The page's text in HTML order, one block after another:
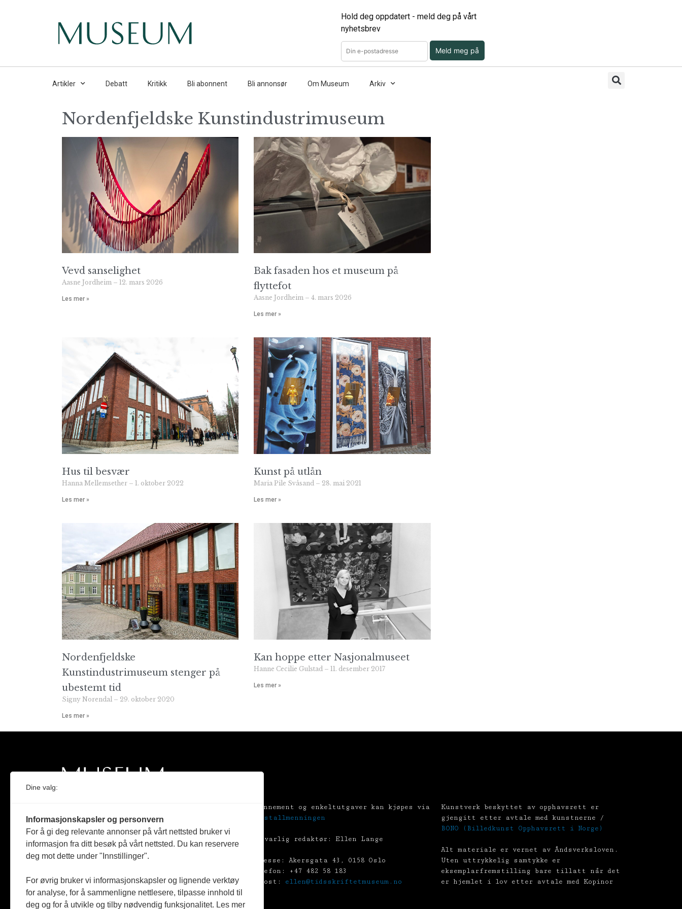
Hold deg oppdatert - meld deg på vårt
nyhetsbrev
Meld meg på
Artikler Debatt Kritikk Bli abonnent Bli annonsør Om Museum Arkiv
Nordenfjeldske Kunstindustrimuseum
Vevd sanselighet
Aasne Jordheim 12. mars 2026
Les mer »
Bak fasaden hos et museum på
flyttefot
Aasne Jordheim 4. mars 2026
Les mer »
Hus til besvær
Hanna Mellemsether 1. oktober 2022
Les mer »
Kunst på utlån
Maria Pile Svåsand 28. mai 2021
Les mer »
Nordenfjeldske
Kunstindustrimuseum stenger på
ubestemt tid
Signy Norendal 29. oktober 2020
Les mer »
Kan hoppe etter Nasjonalmuseet
Hanne Cecilie Gulstad 11. desember 2017
Les mer »
Medlem i Norsk tidsskriftforening og
Fagpressen
Støttet av Kulturrådet og Norges
Følger Redaktørplakaten og Vær Varsom-
plakaten
Abonnement og enkeltutgaver kan kjøpes via
Tekstallmenningen
Ansvarlig redaktør: Ellen Lange
Adresse: Akersgata 43, 0158 Oslo
Telefon: +47 482 58 183
E-post: ellen@tidsskriftetmuseum.no
Kunstverk beskyttet av opphavsrett er
gjengitt etter avtale med kunstnerne /
BONO (Billedkunst Opphavsrett i Norge)
Alt materiale er vernet av Åndsverksloven.
Uten uttrykkelig samtykke er
eksemplarfremstilling bare tillatt når det
er hjemlet i lov etter avtale med Kopinor
Dine valg:
Informasjonskapsler og personvern
For å gi deg relevante annonser på vårt nettsted bruker vi
informasjon fra ditt besøk på vårt nettsted. Du kan reservere
deg mot dette under "Innstillinger".
For øvrig bruker vi informasjonskapsler og lignende verktøy
for analyse, for å sammenligne nettlesere, tilpasse innhold til
deg og for å utvikle og tilby nødvendig funksjonalitet. Les mer